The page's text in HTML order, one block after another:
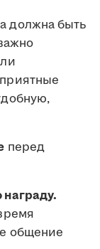
должна быть
перед
общение